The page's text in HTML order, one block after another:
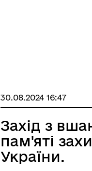
30.08.2024 16:47
Захід з
пам'яті
України.